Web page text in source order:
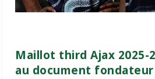
Maillot third Ajax 2025-
au document fondateur